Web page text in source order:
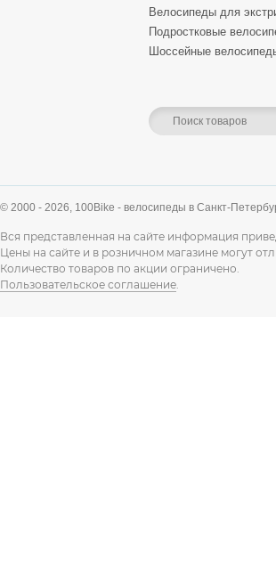
Велосипеды для
Подростковые
Шоссейные
© 2000 - 2026, 100Bike - велосипеды в Санкт-
Вся представленная на сайте информация
Цены на сайте и в розничном магазине могут
Количество товаров по акции ограничено.
Пользовательское соглашение.